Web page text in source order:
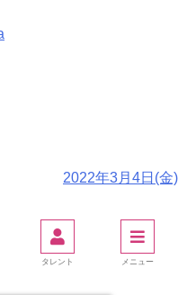
2022年3月4日(金)
タレント メニュー